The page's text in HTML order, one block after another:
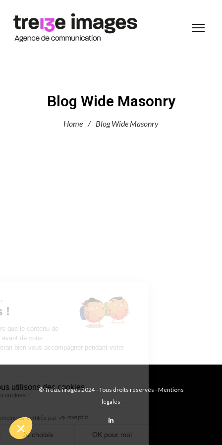
Blog Wide Masonry
Home / Blog Wide Masonry
© Treize images 2024 - Tous droits réservés -Mentions
légales